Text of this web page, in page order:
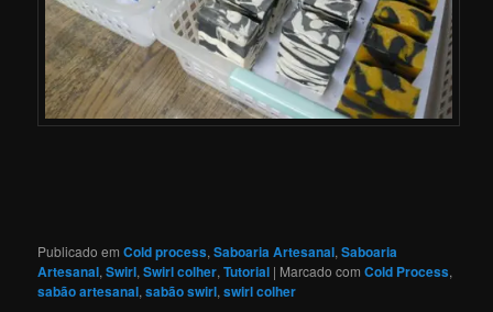
Publicado em Cold process,Saboaria Artesanal,Saboaria
Artesanal,Swirl,Swirl colher,Tutorial | Marcado com Cold Process,
sabão artesanal,sabão swirl,swirl colher